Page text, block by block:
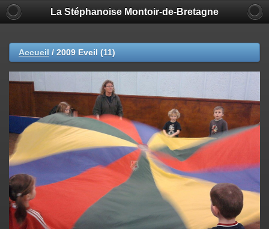
La Stéphanoise Montoir-de-Bretagne
Accueil / 2009 Eveil (11)